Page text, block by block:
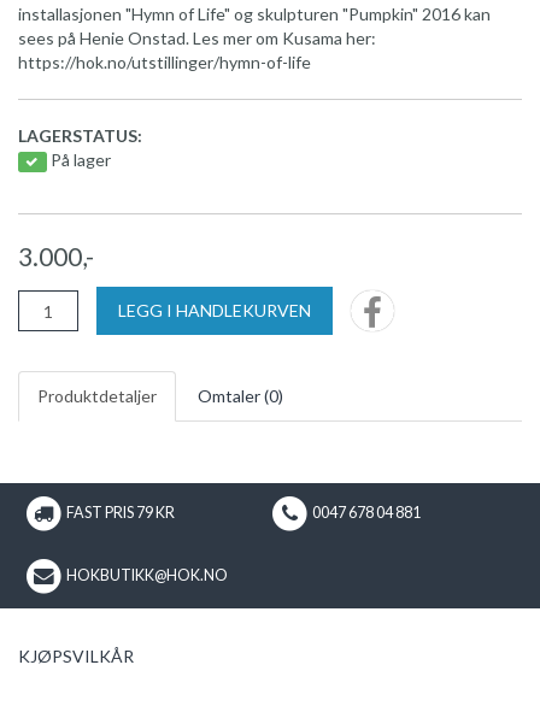
installasjonen "Hymn of Life" og skulpturen "Pumpkin" 2016 kan
sees på Henie Onstad. Les mer om Kusama her:
https://hok.no/utstillinger/hymn-of-life
LAGERSTATUS:
På lager
3.000,-
LEGG I HANDLEKURVEN
Produktdetaljer Omtaler (0)
FAST PRIS 79 KR 0047 678 04 881
HOKBUTIKK@HOK.NO
KJØPSVILKÅR